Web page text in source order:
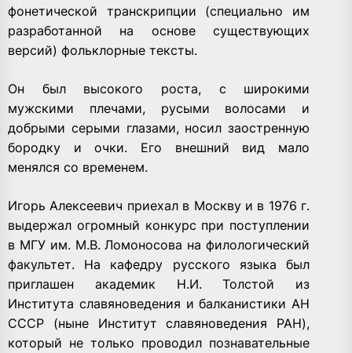
фонетической транскрипции (специально им
разработанной на основе существующих
версий) фольклорные тексты.
Он был высокого роста, с широкими
мужскими плечами, русыми волосами и
добрыми серыми глазами, носил заостренную
бородку и очки. Его внешний вид мало
менялся со временем.
Игорь Алексеевич приехал в Москву и в 1976 г.
выдержал огромный конкурс при поступлении
в МГУ им. М.В. Ломоносова на филологический
факультет. На кафедру русского языка был
приглашен академик Н.И. Толстой из
Института славяноведения и балканистики АН
СССР (ныне Институт славяноведения РАН),
который не только проводил познавательные